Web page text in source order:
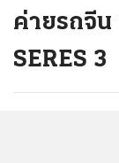
ค่ายรถจีน
SERES 3